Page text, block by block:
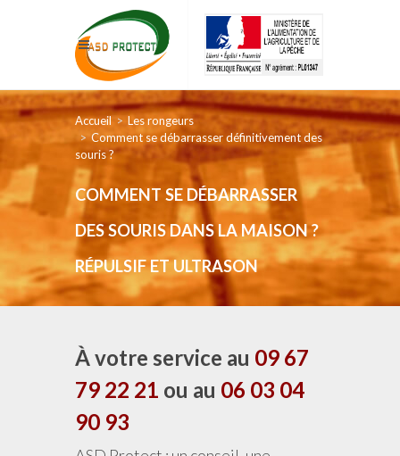
Accueil
Les rongeurs
Comment se débarrasser définitivement des
souris ?
COMMENT SE DÉBARRASSER
DES SOURIS DANS LA MAISON ?
RÉPULSIF ET ULTRASON
À votre service au 09 67
79 22 21 ou au 06 03 04
90 93